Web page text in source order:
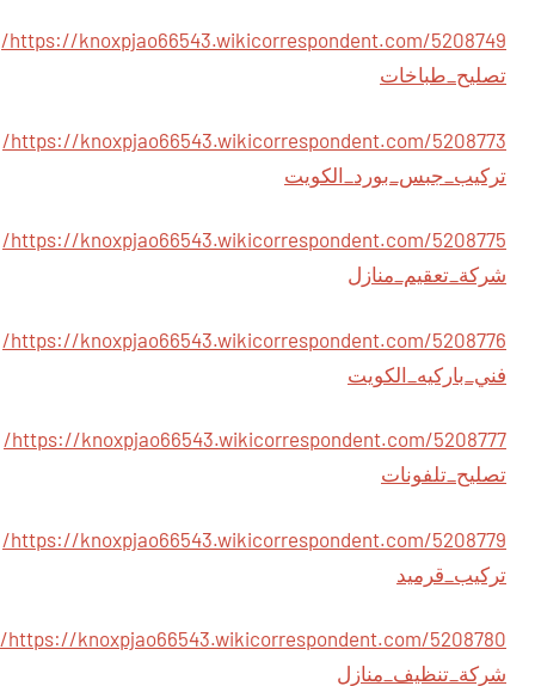
https://knoxpjao66543.wikicorrespondent.com/5208749/
تصليح_طباخات
https://knoxpjao66543.wikicorrespondent.com/5208773/
تركيب_جبس_بورد_الكويت
https://knoxpjao66543.wikicorrespondent.com/5208775/
شركة_تعقيم_منازل
https://knoxpjao66543.wikicorrespondent.com/5208776/
فني_باركيه_الكويت
https://knoxpjao66543.wikicorrespondent.com/5208777/
تصليح_تلفونات
https://knoxpjao66543.wikicorrespondent.com/5208779/
تركيب_قرميد
https://knoxpjao66543.wikicorrespondent.com/5208780/
شركة_تنظيف_منازل